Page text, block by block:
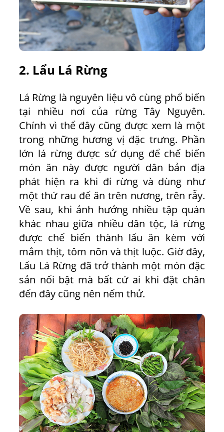
2. Lẩu Lá Rừng
Lá Rừng là nguyên liệu vô cùng phổ biến
tại nhiều nơi của rừng Tây Nguyên.
Chính vì thể đây cũng được xem là một
trong những hương vị đặc trưng. Phần
lớn lá rừng được sử dụng để chế biến
món ăn này được người dân bản địa
phát hiện ra khi đi rừng và dùng như
một thứ rau để ăn trên nương, trên rẫy.
Về sau, khi ảnh hưởng nhiều tập quán
khác nhau giữa nhiều dân tộc, lá rừng
được chế biến thành lẩu ăn kèm với
mắm thịt, tôm nõn và thịt luộc. Giờ đây,
Lẩu Lá Rừng đã trở thành một món đặc
sản nổi bật mà bất cứ ai khi đặt chân
đến đây cũng nên nếm thử.